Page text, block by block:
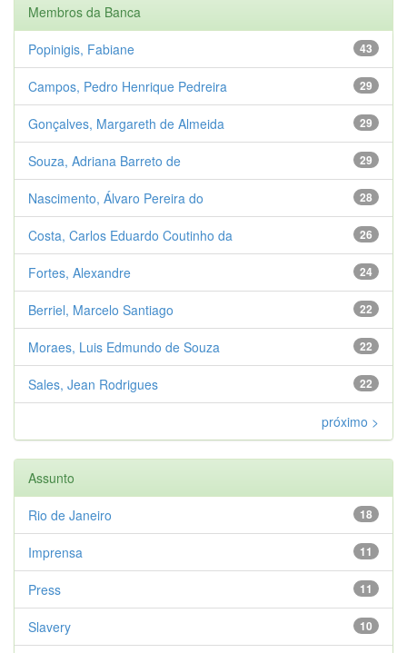
Membros da Banca
43
Popinigis, Fabiane
29
Campos, Pedro Henrique Pedreira
29
Gonçalves, Margareth de Almeida
29
Souza, Adriana Barreto de
28
Nascimento, Álvaro Pereira do
26
Costa, Carlos Eduardo Coutinho da
24
Fortes, Alexandre
22
Berriel, Marcelo Santiago
22
Moraes, Luis Edmundo de Souza
22
Sales, Jean Rodrigues
próximo >
Assunto
18
Rio de Janeiro
11
Imprensa
11
Press
10
Slavery